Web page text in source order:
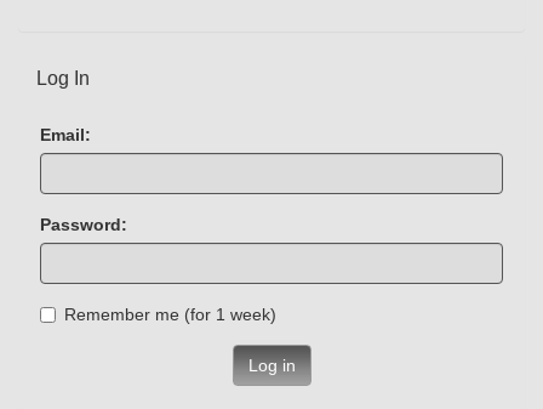
Log In
Email:
Password:
Remember me (for 1 week)
Log in